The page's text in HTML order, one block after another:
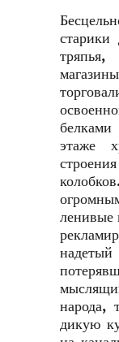
старики
тряпья,
этаже
ленивые
народа,
дикую